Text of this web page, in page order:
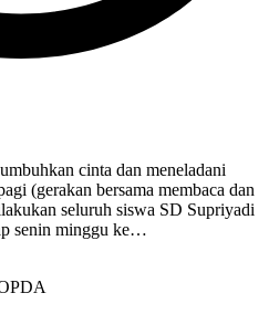
cinta dan meneladani
(gerakan bersama membaca dan
seluruh siswa SD Supriyadi
senin minggu ke…